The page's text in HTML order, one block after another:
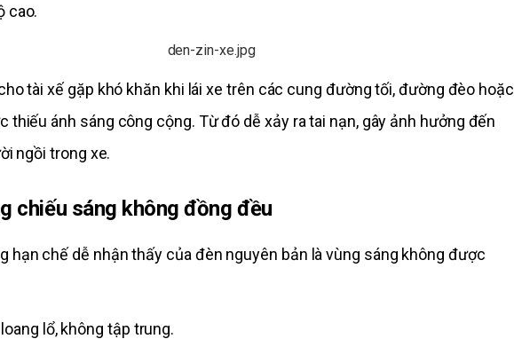
cao.
tài xế gặp khó khăn khi lái xe trên các cung đường tối, đường đèo hoặc
thiếu ánh sáng công cộng. Từ đó dễ xảy ra tai nạn, gây ảnh hưởng đến
ngồi trong xe.
chiếu sáng không đồng đều
hạn chế dễ nhận thấy của đèn nguyên bản là vùng sáng không được
lổ, không tập trung.